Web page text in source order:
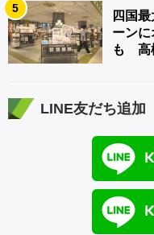
5
四国
ーン
も 高
LINE友だち追加